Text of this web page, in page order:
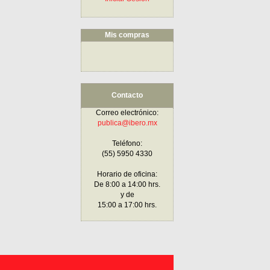
Mis compras
Contacto
Correo electrónico:
publica@ibero.mx
Teléfono:
(55) 5950 4330
Horario de oficina:
De 8:00 a 14:00 hrs.
y de
15:00 a 17:00 hrs.